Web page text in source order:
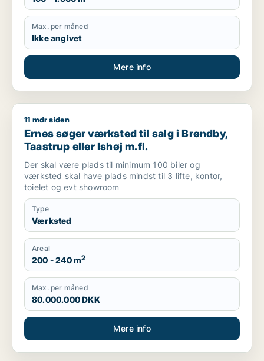
Max. per måned
Ikke angivet
Mere info
Ernes søger værksted til salg i Brøndby, Taastrup eller Ishøj
11 mdr siden
Ernes søger værksted til salg i Brøndby,
Taastrup eller Ishøj m.fl.
Der skal være plads til minimum 100 biler og
værksted skal have plads mindst til 3 lifte, kontor,
toielet og evt showroom
Type
Værksted
Areal
200 - 240 m2
Max. per måned
80.000.000 DKK
Mere info